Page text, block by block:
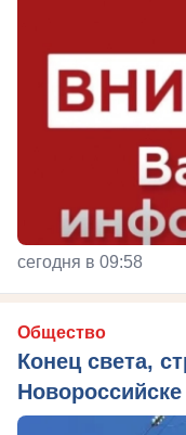
сегодня в 09:58
Общество
Конец света,
Новороссийске